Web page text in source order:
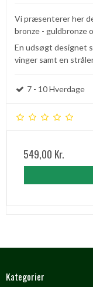
Vi præsenterer her
bronze - guldbronze
En udsøgt designet
vinger samt en
7 - 10 Hverdage
549,00 Kr.
Kategorier